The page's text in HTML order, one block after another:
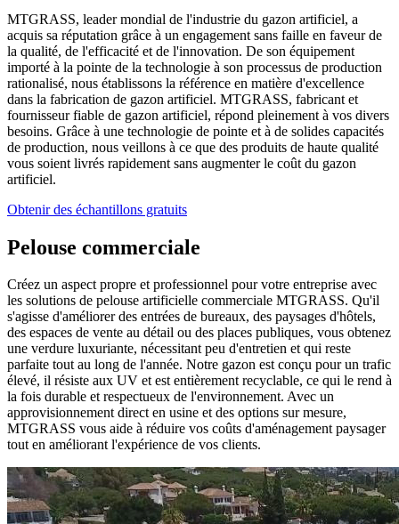
MTGRASS, leader mondial de l'industrie du gazon artificiel, a
acquis sa réputation grâce à un engagement sans faille en faveur de
la qualité, de l'efficacité et de l'innovation. De son équipement
importé à la pointe de la technologie à son processus de production
rationalisé, nous établissons la référence en matière d'excellence
dans la fabrication de gazon artificiel. MTGRASS, fabricant et
fournisseur fiable de gazon artificiel, répond pleinement à vos divers
besoins. Grâce à une technologie de pointe et à de solides capacités
de production, nous veillons à ce que des produits de haute qualité
vous soient livrés rapidement sans augmenter le coût du gazon
artificiel.
Obtenir des échantillons gratuits
Pelouse commerciale
Créez un aspect propre et professionnel pour votre entreprise avec
les solutions de pelouse artificielle commerciale MTGRASS. Qu'il
s'agisse d'améliorer des entrées de bureaux, des paysages d'hôtels,
des espaces de vente au détail ou des places publiques, vous obtenez
une verdure luxuriante, nécessitant peu d'entretien et qui reste
parfaite tout au long de l'année. Notre gazon est conçu pour un trafic
élevé, il résiste aux UV et est entièrement recyclable, ce qui le rend à
la fois durable et respectueux de l'environnement. Avec un
approvisionnement direct en usine et des options sur mesure,
MTGRASS vous aide à réduire vos coûts d'aménagement paysager
tout en améliorant l'expérience de vos clients.